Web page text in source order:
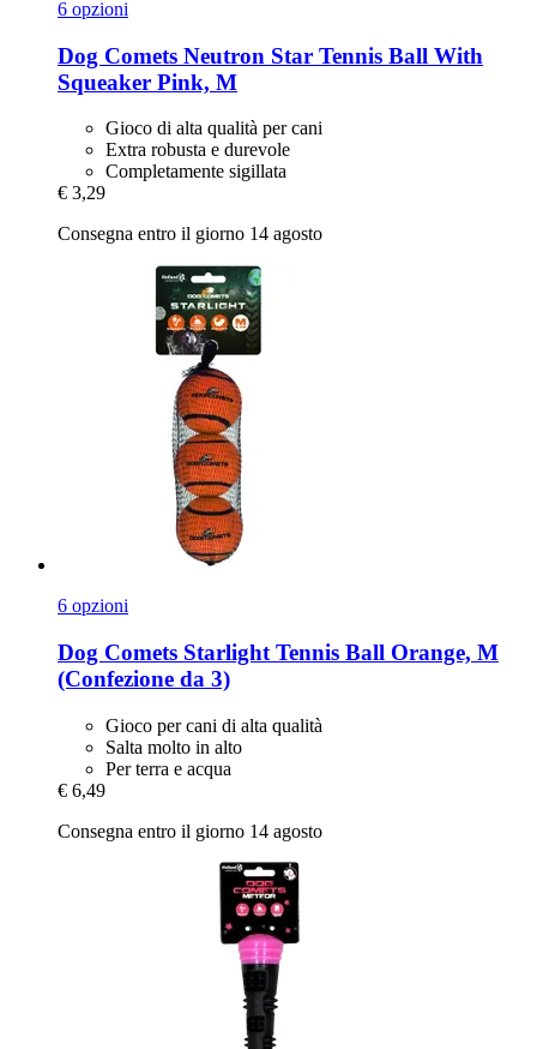
6 opzioni
Dog Comets Neutron Star Tennis Ball With
Squeaker Pink, M
Gioco di alta qualità per cani
Extra robusta e durevole
Completamente sigillata
€ 3,29
Consegna entro il giorno 14 agosto
6 opzioni
Dog Comets Starlight Tennis Ball Orange, M
(Confezione da 3)
Gioco per cani di alta qualità
Salta molto in alto
Per terra e acqua
€ 6,49
Consegna entro il giorno 14 agosto